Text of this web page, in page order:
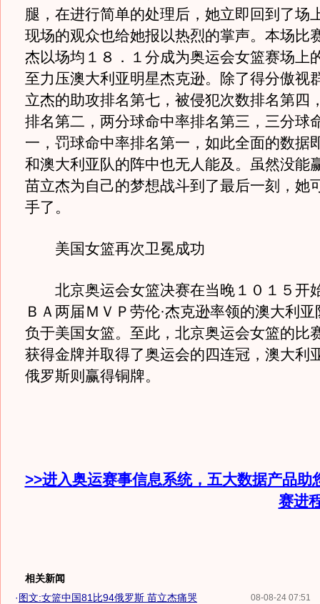
腿，在进行简单的处理后，她立即回到了场
现场的观众也给她报以热烈的掌声。本场比
杰以场均１８．１分成为奥运会女篮赛场上
至力压澳大利亚明星杰克逊。除了得分傲视
立杰的助攻排名第七，被侵犯次数排名第四
排名第二，两分球命中率排名第三，三分球
一，罚球命中率排名第一，如此全面的数据
和澳大利亚队的阵中也无人能及。虽然没能
苗立杰为自己的梦想战斗到了最后一刻，她
手了。
美国女篮再次卫冕成功
北京奥运会女篮决赛在当晚１０１５开
ＢＡ两届ＭＶＰ劳伦·杰克逊率领的澳大利亚
负于美国女篮。至此，北京奥运会女篮的比
获得金牌并取得了奥运会的四连冠，澳大利
俄罗斯则赢得铜牌。
>>进入奥运赛事信息系统，五大数据产品助
赛进
相关新闻
08-08-24 07:51
·图文:女篮中国81比94俄罗斯 苗立杰痛哭